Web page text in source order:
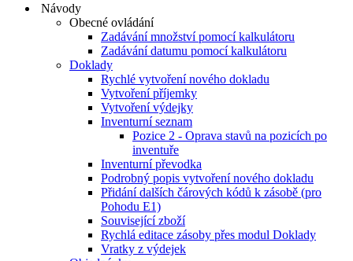
Návody
Obecné ovládání
Zadávání množství pomocí kalkulátoru
Zadávání datumu pomocí kalkulátoru
Doklady
Rychlé vytvoření nového dokladu
Vytvoření příjemky
Vytvoření výdejky
Inventurní seznam
Pozice 2 - Oprava stavů na pozicích po
inventuře
Inventurní převodka
Podrobný popis vytvoření nového dokladu
Přidání dalších čárových kódů k zásobě (pro
Pohodu E1)
Související zboží
Rychlá editace zásoby přes modul Doklady
Vratky z výdejek